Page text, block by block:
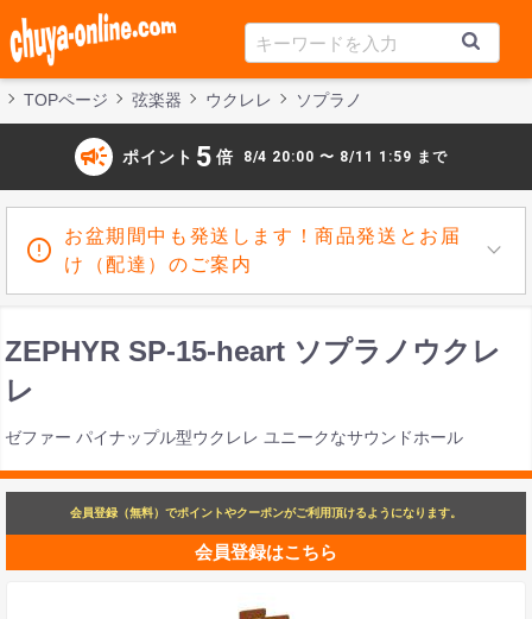
TOPページ 弦楽器 ウクレレ ソプラノ
campaign ポイント 5 倍 8/4 20:00 〜 8/11 1:59 まで
お盆期間中も発送します！商品発送とお届
け（配達）のご案内
ZEPHYR SP-15-heart ソプラノウクレ
レ
ゼファー パイナップル型ウクレレ ユニークなサウンドホール
会員登録（無料）でポイントやクーポンがご利用頂けるようになります。
会員登録はこちら